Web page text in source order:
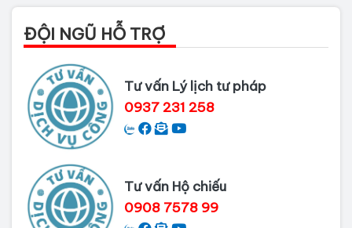
Thủ tục làm Lý Lịch Tư Pháp tại Hồ
Chí Minh
Thủ tục làm lý lịch tư pháp tại Đồng
Nai
Dịch vụ làm phiếu lý lịch tư pháp
Thủ tục làm Lý lịch tư pháp tại Bình
Dương
ĐỘI NGŨ HỖ TRỢ
Tư vấn Lý lịch tư pháp
0937 231 258
Tư vấn Hộ chiếu
0908 7578 99